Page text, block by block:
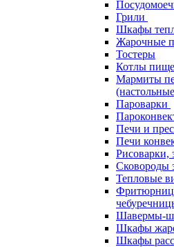
Грили
Шкафы
Жарочные
Тостеры
Котлы
Мармиты
Пароварки
Печи и
Печи
Рисоварки,
Сковороды
Тепловые
Шавермы-
Шкафы
Шкафы